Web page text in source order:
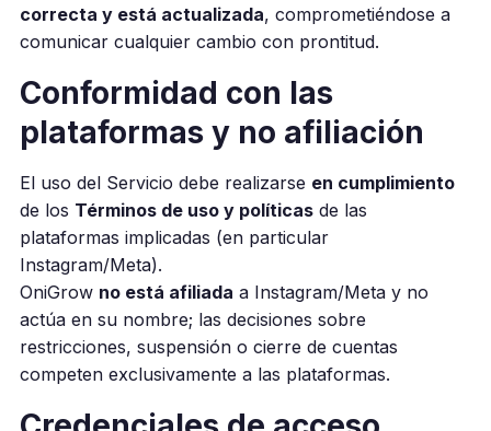
correcta y está actualizada, comprometiéndose a
comunicar cualquier cambio con prontitud.
Conformidad con las
plataformas y no afiliación
El uso del Servicio debe realizarse en cumplimiento
de los Términos de uso y políticasde las
plataformas implicadas (en particular
Instagram/Meta).
OniGrow no está afiliada a Instagram/Meta y no
actúa en su nombre; las decisiones sobre
restricciones, suspensión o cierre de cuentas
competen exclusivamente a las plataformas.